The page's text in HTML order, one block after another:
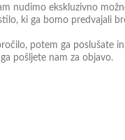
nudimo ekskluzivno
ki ga bomo predvajali
potem ga poslušate
pošljete nam za objavo.